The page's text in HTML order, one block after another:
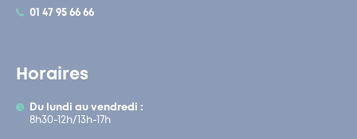
01 47 95 66 66
Horaires
Du lundi au vendredi :
8h30-12h/13h-17h